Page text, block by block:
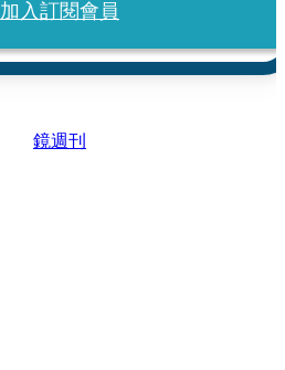
加入訂閱會員
鏡週刊